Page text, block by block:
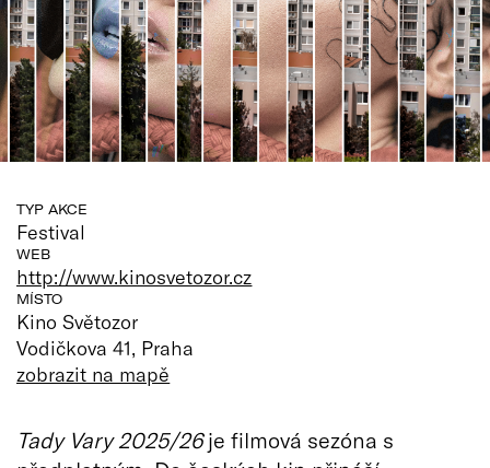
TYP AKCE
Festival
WEB
http://www.kinosvetozor.cz
MÍSTO
Kino Světozor
Vodičkova 41, Praha
zobrazit na mapě
Tady Vary 2025/26je filmová sezóna s